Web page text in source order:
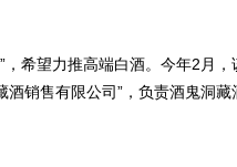
希望力推高端白酒。今年2月，
销售有限公司”，负责酒鬼洞藏